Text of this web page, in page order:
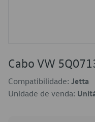
Cabo VW
Compatibilidade: Jetta
Unidade de venda: